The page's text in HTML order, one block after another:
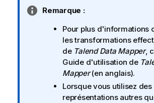
N
Remarque :
Pour plus d'informations
les transformations
de Talend Data Mapper,
Guide d'utilisation de
Mapper (en anglais).
Lorsque vous utilisez des
représentations autres